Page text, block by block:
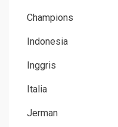
Champions
Indonesia
Inggris
Italia
Jerman